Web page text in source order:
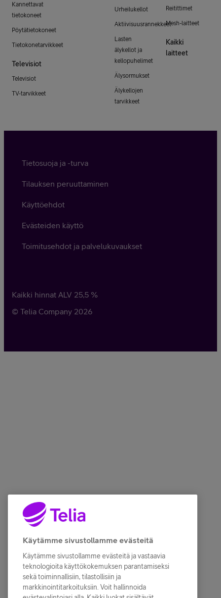
Kannettavat
tietokoneet
Pöytätietokoneet
Tietokonetarvikkeet
Televisiot
Televisiot
TV-tarvikkeet
Urheilukellot
Aktiivisuusrannekkeet
Lasten
älykellot ja
kellopuhelimet
Älysormukset
Älykellojen
tarvikkeet
Reitittimet
Mesh-laitteet
Kaikki
laitteet
Tietosuoja ja -turva
Tilauksen peruuttaminen
Käyttöehdot
Evästeiden käyttö
Toimitusehdot ja palvelukuvaukset
Kaikki hinnat ALV 25,5 %
© Telia Company 2026
Käytämme sivustollamme evästeitä
Käytämme sivustollamme evästeitä ja vastaavia
teknologioita käyttökokemuksen parantamiseksi
sekä toiminnallisiin, tilastollisiin ja
markkinointitarkoituksiin. Voit hallinnoida